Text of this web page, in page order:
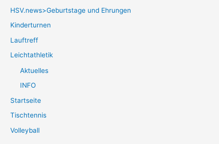
HSV.news>Geburtstage und Ehrungen
Kinderturnen
Lauftreff
Leichtathletik
Aktuelles
INFO
Startseite
Tischtennis
Volleyball